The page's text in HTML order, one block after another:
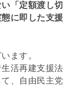
「定額渡し切
に即した支援
ます。
活再建支援法
、自由民主党